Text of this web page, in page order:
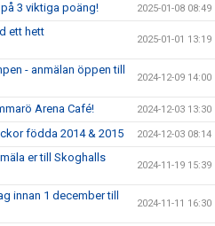
3 viktiga poäng! 2025-01-08 08:49
ett hett
2025-01-01 13:19
- anmälan öppen till
2024-12-09 14:00
Arena Café! 2024-12-03 13:30
födda 2014 & 2015 2024-12-03 08:14
er till Skoghalls
2024-11-19 15:39
innan 1 december till
2024-11-11 16:30